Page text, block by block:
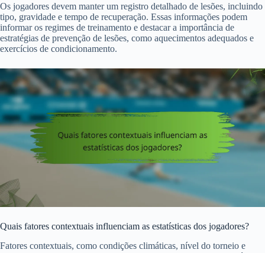
Os jogadores devem manter um registro detalhado de lesões, incluindo
tipo, gravidade e tempo de recuperação. Essas informações podem
informar os regimes de treinamento e destacar a importância de
estratégias de prevenção de lesões, como aquecimentos adequados e
exercícios de condicionamento.
Quais fatores contextuais influenciam as estatísticas dos jogadores?
Fatores contextuais, como condições climáticas, nível do torneio e